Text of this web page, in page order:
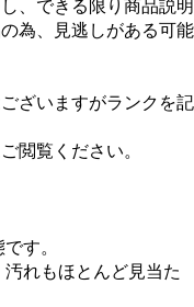
、できる限り商品説明
為、見逃しがある可能
ざいますがランクを記
閲覧ください。
す。
もほとんど見当た